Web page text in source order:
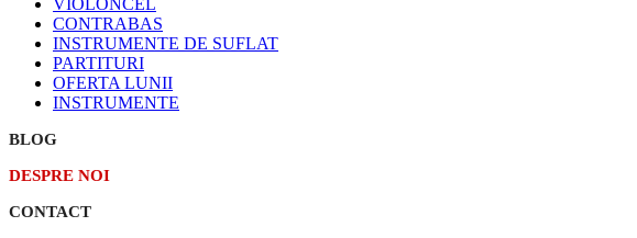
VIOLONCEL
CONTRABAS
INSTRUMENTE DE SUFLAT
PARTITURI
OFERTA LUNII
INSTRUMENTE
BLOG
DESPRE NOI
CONTACT